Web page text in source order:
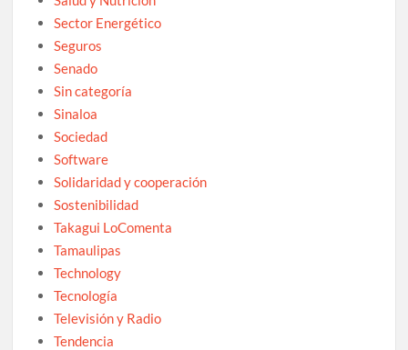
Sector Energético
Seguros
Senado
Sin categoría
Sinaloa
Sociedad
Software
Solidaridad y cooperación
Sostenibilidad
Takagui LoComenta
Tamaulipas
Technology
Tecnología
Televisión y Radio
Tendencia